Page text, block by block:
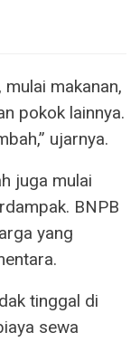
makanan,
pokok lainnya.
ujarnya.
juga mulai
BNPB
yang
tinggal di
sewa